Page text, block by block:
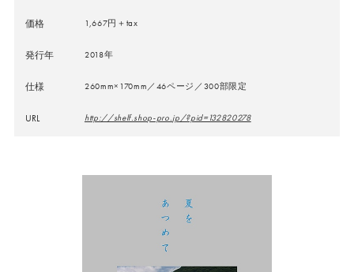
価格 1,667円＋tax
発行年 2018年
仕様 260mm×170mm／46ページ／300部限定
URL http://shelf.shop-pro.jp/?pid=132820278